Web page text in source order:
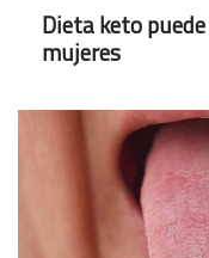
Dieta keto
mujeres